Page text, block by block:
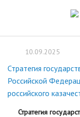
10.09.2025
Стратегия
Российской
российского
Стратегия